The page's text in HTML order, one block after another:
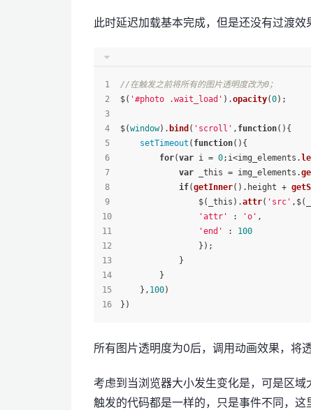
此时延迟加载基本完成，但是还没有过渡
//在触发之前将所有的图片透明度改为0；
$( '#photo .wait_load' ).opacity(0);
$(window). bind ( 'scroll' , function( ){
setTimeout ( function( ){
for(var i = 0;i<img_elements.
var _this = img_elements.
if(getInner(). height +
                $(_this).
attr( 'src'
'attr'
: 'o' ,
'end'
: 100
                });
            }
        }
    },
100)
})
所有图片透明度为0后，调用动画效果，将
考虑到当浏览器大小发生变化是，可是区
触发的代码都是一样的，只是事件不同，这